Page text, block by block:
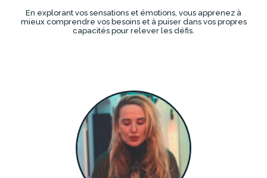
En explorant vos sensations et émotions, vous apprenez à
mieux comprendre vos besoins et à puiser dans vos propres
capacités pour relever les défis.